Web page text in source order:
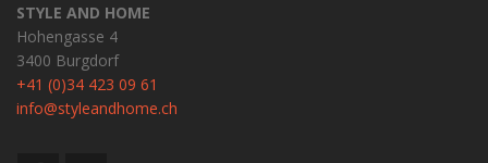
STYLE AND HOME
Hohengasse 4
3400 Burgdorf
+41 (0)34 423 09 61
info@styleandhome.ch